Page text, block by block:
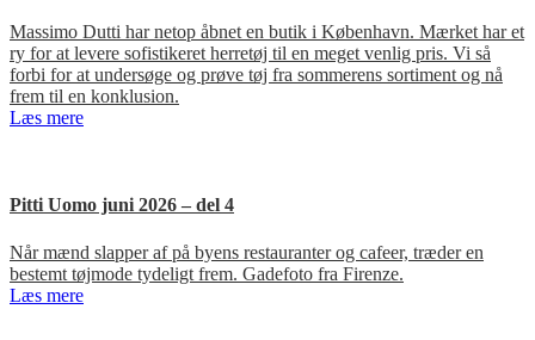
Massimo Dutti har netop åbnet en butik i København. Mærket har et
ry for at levere sofistikeret herretøj til en meget venlig pris. Vi så
forbi for at undersøge og prøve tøj fra sommerens sortiment og nå
frem til en konklusion.
Læs mere
Pitti Uomo juni 2026 – del 4
Når mænd slapper af på byens restauranter og cafeer, træder en
bestemt tøjmode tydeligt frem. Gadefoto fra Firenze.
Læs mere